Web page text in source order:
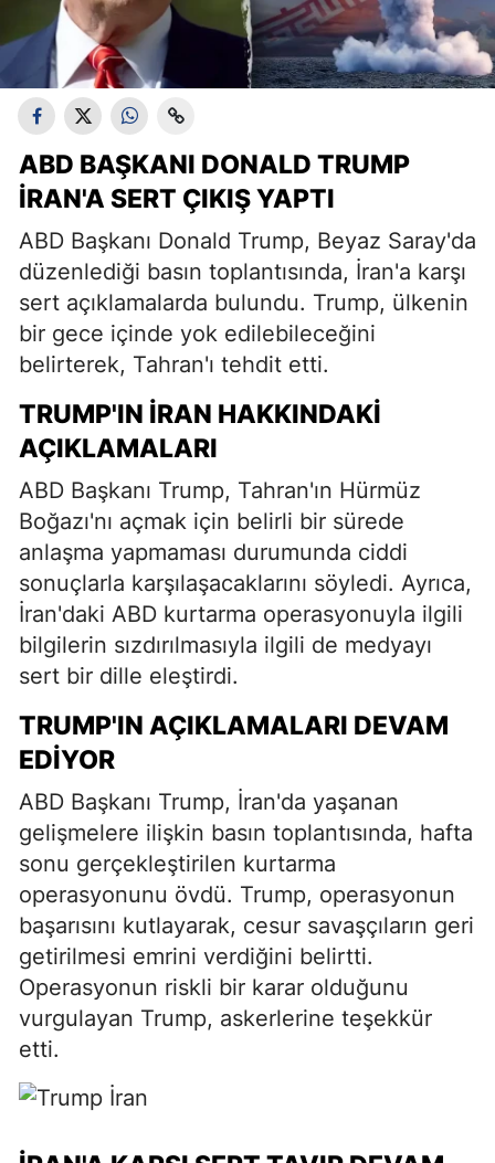
ABD BAŞKANI DONALD TRUMP
İRAN'A SERT ÇIKIŞ YAPTI
ABD Başkanı Donald Trump, Beyaz Saray'da
düzenlediği basın toplantısında, İran'a karşı
sert açıklamalarda bulundu. Trump, ülkenin
bir gece içinde yok edilebileceğini
belirterek, Tahran'ı tehdit etti.
TRUMP'IN İRAN HAKKINDAKI
AÇIKLAMALARI
ABD Başkanı Trump, Tahran'ın Hürmüz
Boğazı'nı açmak için belirli bir sürede
anlaşma yapmaması durumunda ciddi
sonuçlarla karşılaşacaklarını söyledi. Ayrıca,
İran'daki ABD kurtarma operasyonuyla ilgili
bilgilerin sızdırılmasıyla ilgili de medyayı
sert bir dille eleştirdi.
TRUMP'IN AÇIKLAMALARI DEVAM
EDIYOR
ABD Başkanı Trump, İran'da yaşanan
gelişmelere ilişkin basın toplantısında, hafta
sonu gerçekleştirilen kurtarma
operasyonunu övdü. Trump, operasyonun
başarısını kutlayarak, cesur savaşçıların geri
getirilmesi emrini verdiğini belirtti.
Operasyonun riskli bir karar olduğunu
vurgulayan Trump, askerlerine teşekkür
etti.